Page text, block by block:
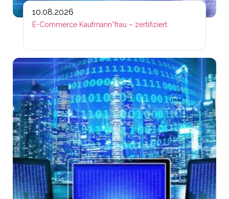
10.08.2026
E-Commerce Kaufmann*frau – zertifiziert